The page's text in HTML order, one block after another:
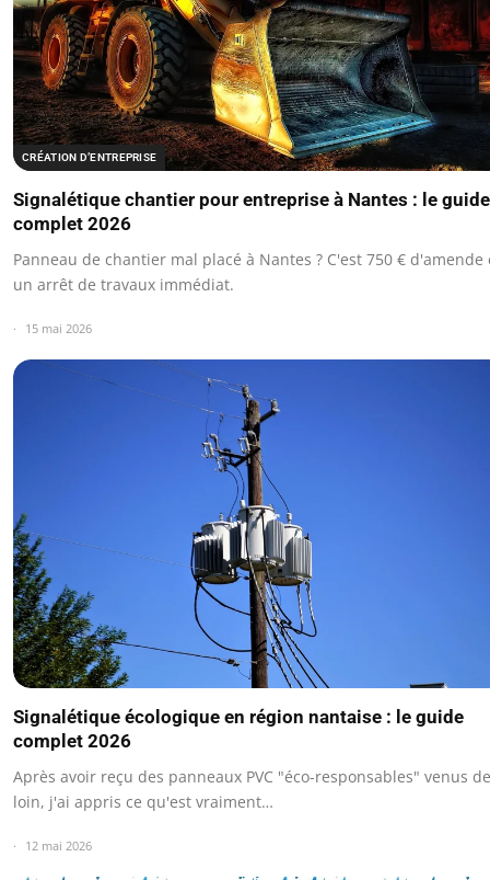
CRÉATION D’ENTREPRISE
Signalétique chantier pour entreprise à Nantes : le guide
complet 2026
Panneau de chantier mal placé à Nantes ? C'est 750 € d'amende
un arrêt de travaux immédiat.
15 mai 2026
Signalétique écologique en région nantaise : le guide
complet 2026
Après avoir reçu des panneaux PVC "éco-responsables" venus de
loin, j'ai appris ce qu'est vraiment…
12 mai 2026